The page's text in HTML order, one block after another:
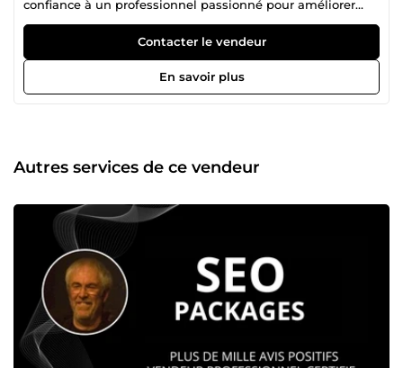
confiance à un professionnel passionné pour améliorer
votre visibilité et attirer un trafic qualifié sur vos
plateformes en ligne. Mon expérience dans le numérique
remonte aux débuts de l’informatique. Dès les années 80,
j’assistais à l’émergence des premiers ordinateurs
personnels, bien avant l’avènement d’Internet. J’ai débuté
dans l’univers digital m’ont permis d’acquérir une
expertise solide en analyse de trafic web, stratégies de
l’opportunité de collaborer avec des experts des États-Unis,
berceau de l’innovation technologique, pour affiner mes
compétences. 🔍 Mon credo : attirer du trafic ciblé et
qualifié. Quel que soit votre support — site web, page
Facebook ou chaîne YouTube —, votre succès repose sur
votre capacité à capter l’attention des bons visiteurs. En
utilisant des techniques comme l’audit SEO, l’optimisation
on-page, et la création de backlinks, je m’engage à
transformer votre présence en ligne pour en faire une
référence incontournable dans votre domaine. En dehors
Contacter le vendeur
En savoir plus
Autres services de ce vendeur